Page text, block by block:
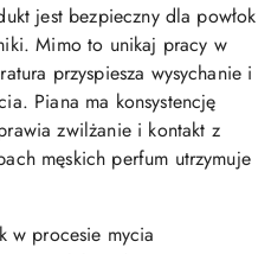
jest bezpieczny dla powłok
Mimo to unikaj pracy w
przyspiesza wysychanie i
Piana ma konsystencję
zwilżanie i kontakt z
męskich perfum utrzymuje
w procesie mycia